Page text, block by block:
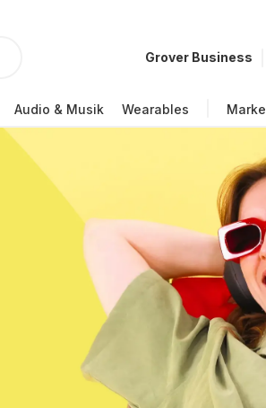
Grover Business
Audio & Musik Wearables